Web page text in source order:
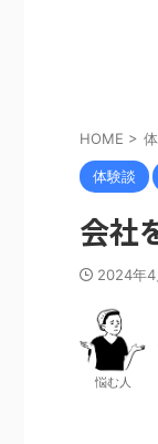
HOME >
体験談
会社
2024年4
悩む人